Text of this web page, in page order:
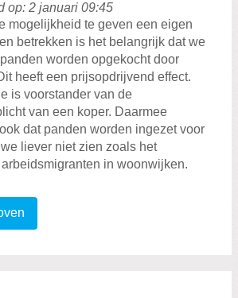
op: 2 januari 09:45
mogelijkheid te geven een eigen
betrekken is het belangrijk dat we
worden opgekocht door
heeft een prijsopdrijvend effect.
is voorstander van de
van een koper. Daarmee
dat panden worden ingezet voor
liever niet zien zoals het
in woonwijken.